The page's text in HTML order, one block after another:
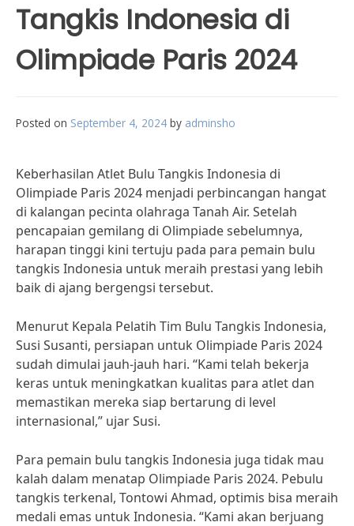
Tangkis Indonesia di
Olimpiade Paris 2024
Posted on September 4, 2024 by adminsho
Keberhasilan Atlet Bulu Tangkis Indonesia di
Olimpiade Paris 2024 menjadi perbincangan hangat
di kalangan pecinta olahraga Tanah Air. Setelah
pencapaian gemilang di Olimpiade sebelumnya,
harapan tinggi kini tertuju pada para pemain bulu
tangkis Indonesia untuk meraih prestasi yang lebih
baik di ajang bergengsi tersebut.
Menurut Kepala Pelatih Tim Bulu Tangkis Indonesia,
Susi Susanti, persiapan untuk Olimpiade Paris 2024
sudah dimulai jauh-jauh hari. “Kami telah bekerja
keras untuk meningkatkan kualitas para atlet dan
memastikan mereka siap bertarung di level
internasional,” ujar Susi.
Para pemain bulu tangkis Indonesia juga tidak mau
kalah dalam menatap Olimpiade Paris 2024. Pebulu
tangkis terkenal, Tontowi Ahmad, optimis bisa meraih
medali emas untuk Indonesia. “Kami akan berjuang